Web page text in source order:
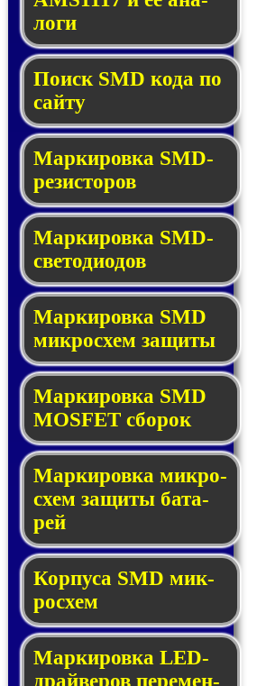
ло­ги
Поиск SMD ко­да по
сай­ту
Маркировка SMD-
ре­зис­то­ров
Маркировка SMD-
све­то­дио­дов
Мар­ки­ров­ка SMD
мик­рос­хем защиты
Мар­ки­ров­ка SMD
MOSFET сбо­рок
Мар­ки­ров­ка мик­ро­
схем за­щи­ты ба­та­
рей
Корпуса SMD мик­
ро­схем
Маркировка LED-
драй­ве­ров пе­ре­мен­